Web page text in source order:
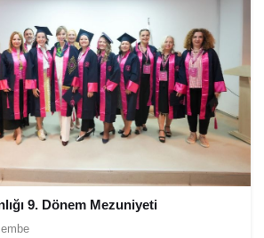
9. Dönem Mezuniyeti